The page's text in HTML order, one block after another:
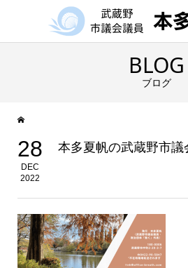
BLOG
ブログ
28
DEC
2022
本多夏帆の武蔵野市議